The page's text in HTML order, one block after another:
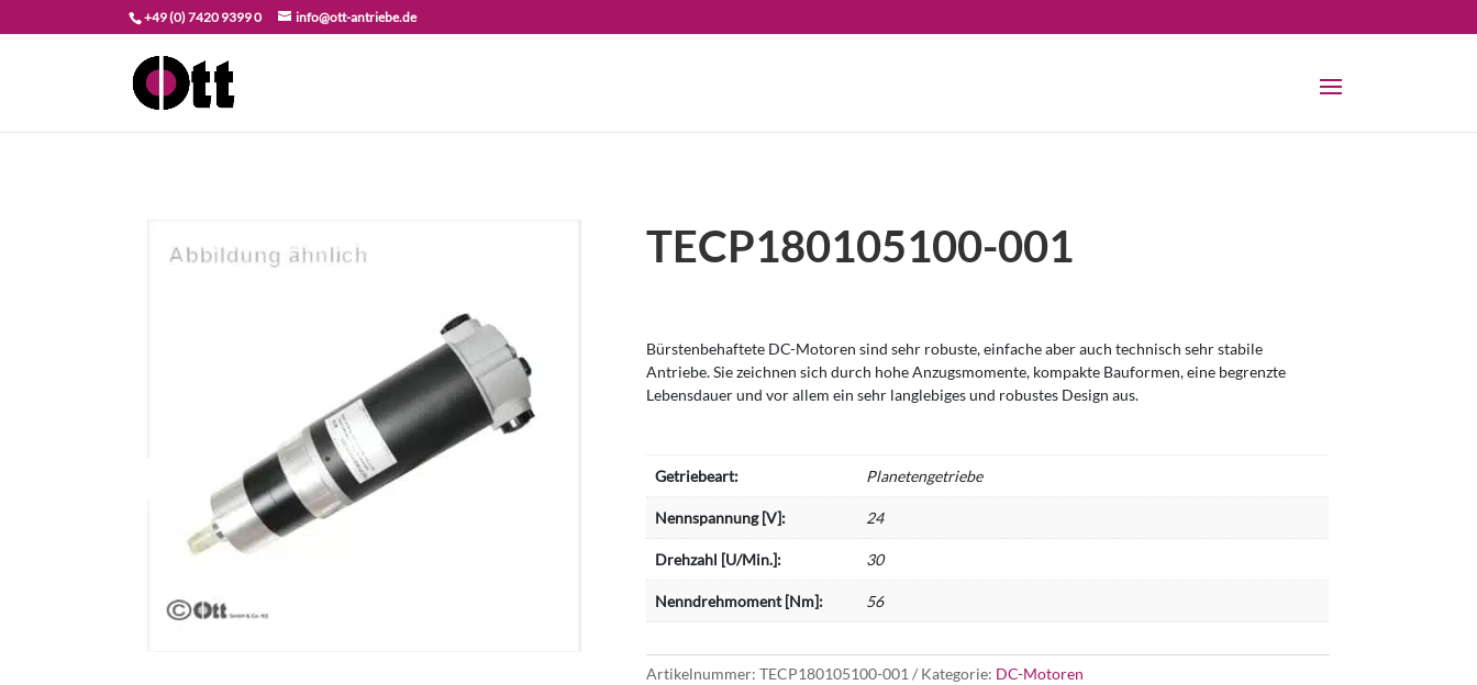
+49 (0) 7420 9399 0 info@ott-antriebe.de
TECP180105100-001
Bürstenbehaftete DC-Motoren sind sehr robuste, einfache aber auch technisch sehr stabile
Antriebe. Sie zeichnen sich durch hohe Anzugsmomente, kompakte Bauformen, eine begrenzte
Lebensdauer und vor allem ein sehr langlebiges und robustes Design aus.
Getriebeart: Planetengetriebe
Nennspannung [V]: 24
Drehzahl [U/Min.]: 30
Nenndrehmoment [Nm]: 56
Artikelnummer:TECP180105100-001 Kategorie: DC-Motoren